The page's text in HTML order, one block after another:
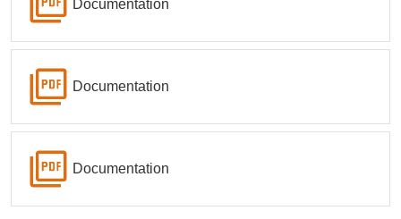
Documentation
Documentation
Documentation